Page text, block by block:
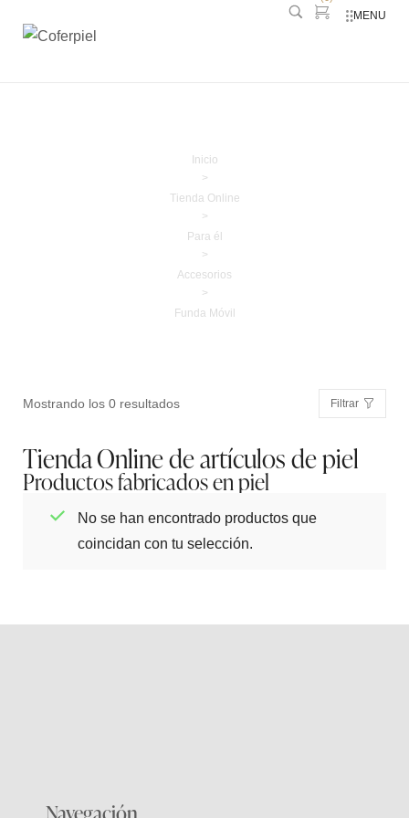
MENU
Inicio
>
Tienda Online
>
Para él
>
Accesorios
>
Funda Móvil
Mostrando los 0 resultados Filtrar
Tienda Online de artículos de piel
Productos fabricados en piel
No se han encontrado productos que
coincidan con tu selección.